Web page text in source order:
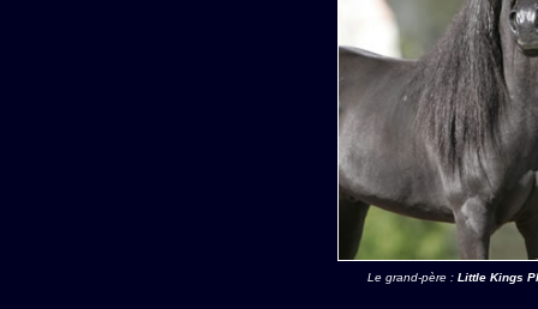
Le grand-père :Little Kings